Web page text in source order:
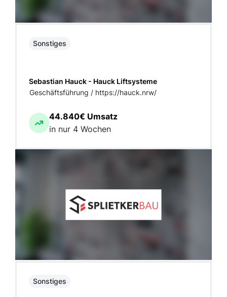
Sonstiges
Sebastian Hauck - Hauck Liftsysteme
Geschäftsführung / https://hauck.nrw/
44.840€ Umsatz
in nur 4 Wochen
Sonstiges